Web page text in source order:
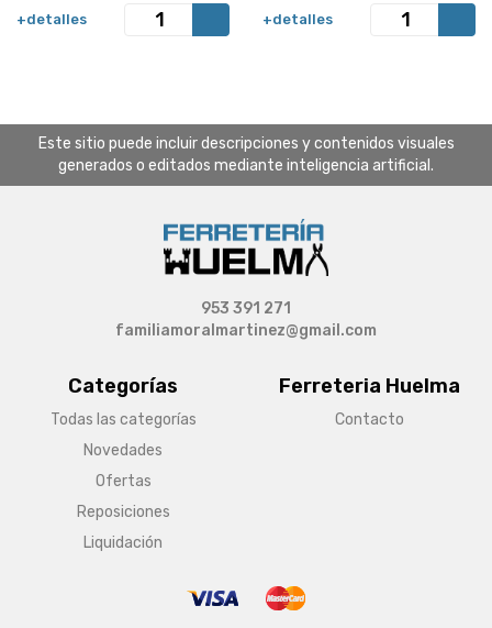
+detalles +detalles
Este sitio puede incluir descripciones y contenidos visuales
generados o editados mediante inteligencia artificial.
Categorías
Todas las categorías
Novedades
Ofertas
Reposiciones
Liquidación
Ferreteria Huelma
Contacto
953 391 271
familiamoralmartinez@gmail.com